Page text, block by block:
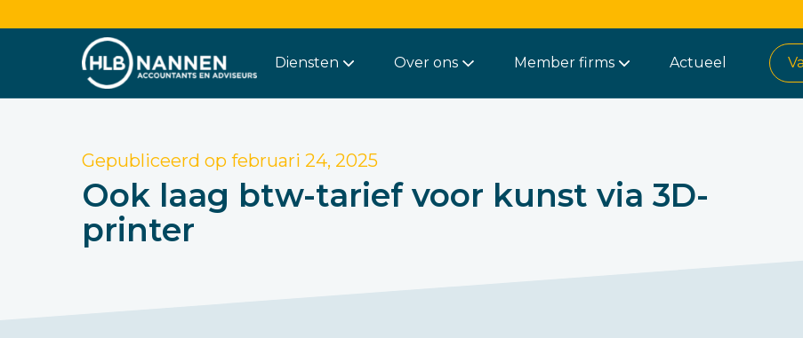
Diensten Over ons Member firms Actueel
Gepubliceerd op februari 24, 2025
Ook laag btw-tarief voor kunst via 3D-
printer